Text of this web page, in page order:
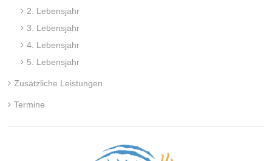
2. Lebensjahr
3. Lebensjahr
4. Lebensjahr
5. Lebensjahr
Zusätzliche Leistungen
Termine